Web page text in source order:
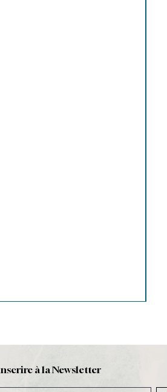
à la Newsletter